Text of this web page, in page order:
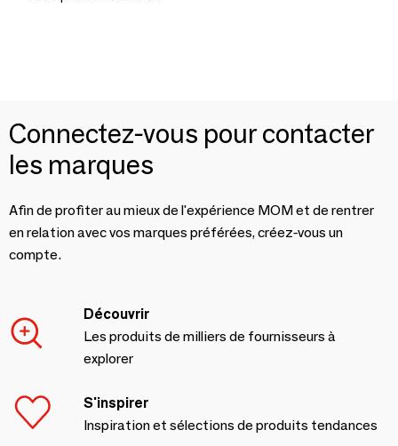
Connectez-vous pour contacter
les marques
Afin de profiter au mieux de l'expérience MOM et de rentrer
en relation avec vos marques préférées, créez-vous un
compte.
Découvrir
Les produits de milliers de fournisseurs à
explorer
S'inspirer
Inspiration et sélections de produits tendances